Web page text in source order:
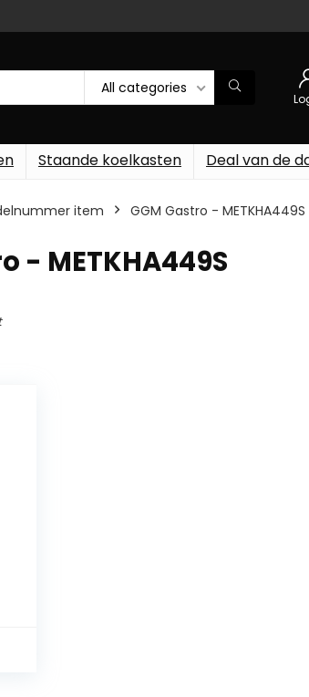
All categories
Staande koelkasten Deal van de
item ‎GGM Gastro - METKHA449S
- METKHA449S